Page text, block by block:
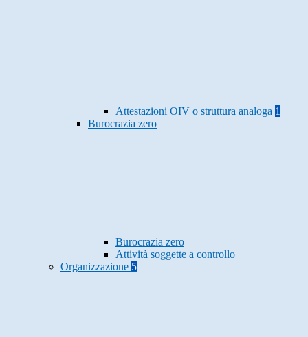
Attestazioni OIV o struttura analoga 1
Burocrazia zero
Burocrazia zero
Attività soggette a controllo
Organizzazione 5